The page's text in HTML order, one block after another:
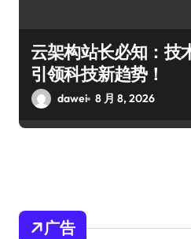
云架构站长必知：技
引领科技新趋势！
dawei 8 月 8, 2026
广告